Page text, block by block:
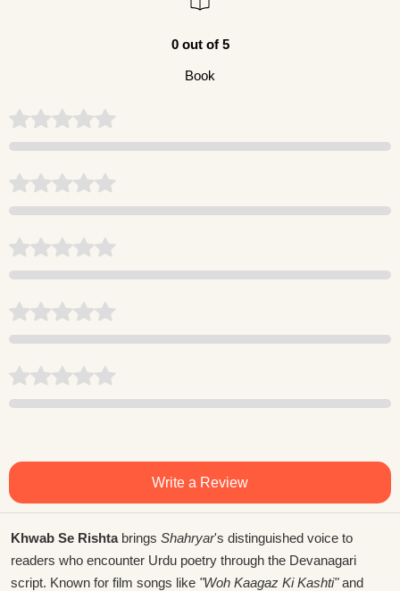
0 out of 5
Book
Write a Review
Khwab Se Rishtabrings Shahryar's distinguished voice to
readers who encounter Urdu poetry through the Devanagari
script. Known for film songs like "Woh Kaagaz Ki Kashti"and